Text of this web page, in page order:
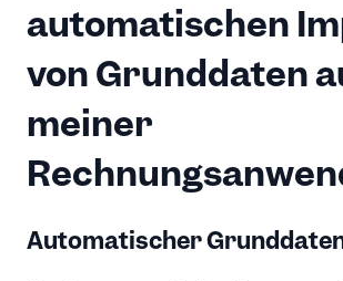
automatischen
von Grunddaten
meiner
Automatischer